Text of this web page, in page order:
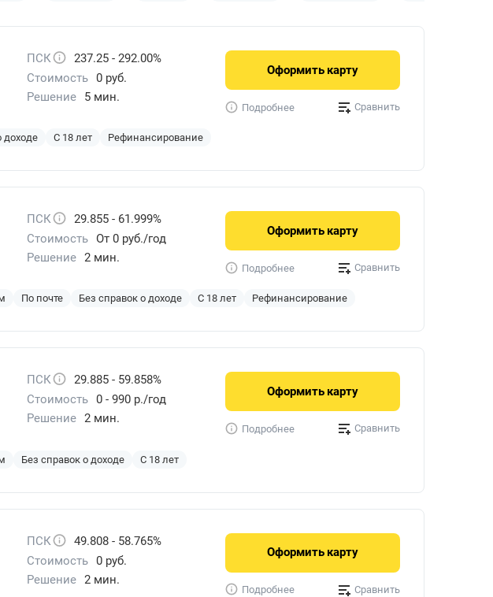
ПСК
237.25 - 292.00%
Стоимость 0 руб.
Решение 5 мин.
доходе С 18 лет Рефинансирование
Оформить карту
Подробнее Сравнить
ПСК
29.855 - 61.999%
Стоимость От 0 руб./год
Решение 2 мин.
По почте Без справок о доходе С 18 лет Рефинансирование
Оформить карту
Подробнее Сравнить
ПСК
29.885 - 59.858%
Стоимость 0 - 990 р./год
Решение 2 мин.
Без справок о доходе С 18 лет
Оформить карту
Подробнее Сравнить
ПСК
49.808 - 58.765%
Стоимость 0 руб.
Решение 2 мин.
Оформить карту
Подробнее Сравнить